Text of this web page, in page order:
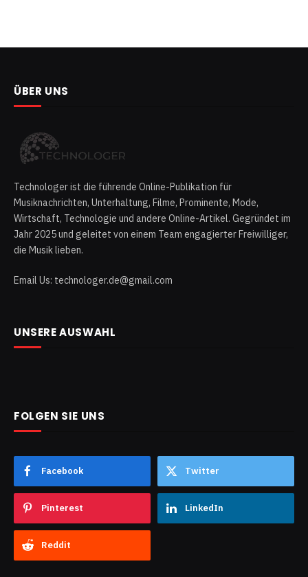
ÜBER UNS
Technologer ist die führende Online-Publikation für
Musiknachrichten, Unterhaltung, Filme, Prominente, Mode,
Wirtschaft, Technologie und andere Online-Artikel. Gegründet im
Jahr 2025 und geleitet von einem Team engagierter Freiwilliger,
die Musik lieben.
Email Us: technologer.de@gmail.com
UNSERE AUSWAHL
FOLGEN SIE UNS
Facebook Twitter
Pinterest LinkedIn
Reddit